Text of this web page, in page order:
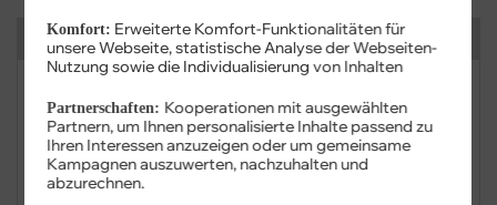
Kategorien
Festnetz
Festnetz-Geräte
Komfort: Erweiterte Komfort-Funktionalitäten für
unsere Webseite, statistische Analyse der Webseiten-
Nutzung sowie die Individualisierung von Inhalten
Partnerschaften: Kooperationen mit ausgewählten
Partnern, um Ihnen personalisierte Inhalte passend zu
Ihren Interessen anzuzeigen oder um gemeinsame
Kampagnen auszuwerten, nachzuhalten und
abzurechnen.